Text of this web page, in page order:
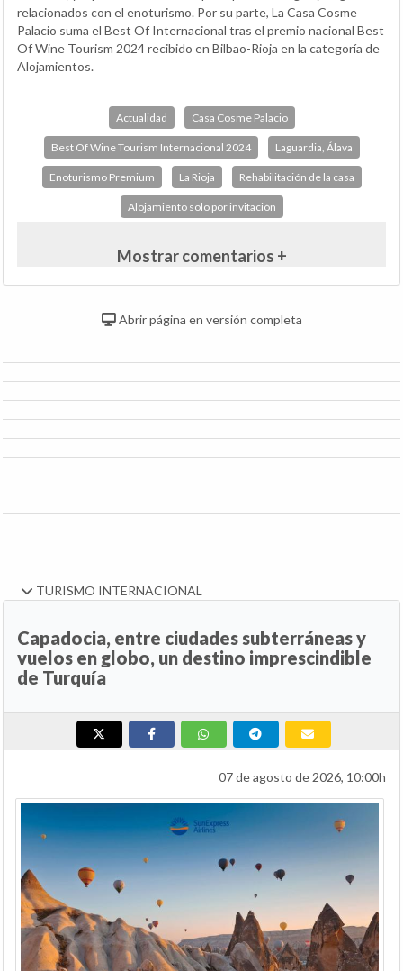
relacionados con el enoturismo. Por su parte, La Casa Cosme
Palacio suma el Best Of Internacional tras el premio nacional Best
Of Wine Tourism 2024 recibido en Bilbao-Rioja en la categoría de
Alojamientos.
Actualidad Casa Cosme Palacio
Best Of Wine Tourism Internacional 2024 Laguardia, Álava
Enoturismo Premium La Rioja Rehabilitación de la casa
Alojamiento solo por invitación
Mostrar comentarios +
Abrir página en versión completa
TURISMO INTERNACIONAL
Capadocia, entre ciudades subterráneas y
vuelos en globo, un destino imprescindible
de Turquía
07 de agosto de 2026, 10:00h